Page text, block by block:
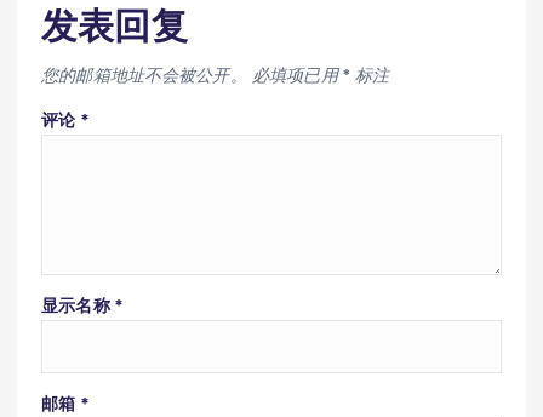
发表回复
您的邮箱地址不会被公开。 必填项已用* 标注
评论 *
显示名称 *
邮箱 *